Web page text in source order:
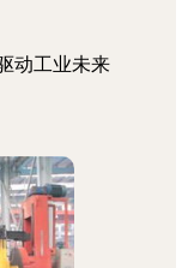
动工业未来